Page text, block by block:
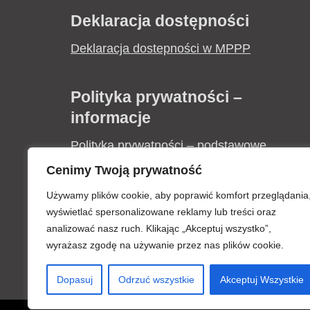
Cenimy Twoją prywatność
Używamy plików cookie, aby poprawić komfort
wyświetlać spersonalizowane reklamy lub treści oraz
analizować nasz ruch. Klikając „Akceptuj wszystko”,
wyrażasz zgodę na używanie przez nas plików cookie.
Dopasuj Odrzuć wszystkie Akceptuj Wszystkie
Deklaracja dostępności
Deklaracja dostepności w MPPP
Polityka prywatności –
informacje
Polityka prywatności – podstawowe
informacje
Zapytania ofertowe
Informacja o wyborze najkorzystniejszej
oferty „Zakup i montaż klimatyzacji w
budynku MPPP w Krośnie”